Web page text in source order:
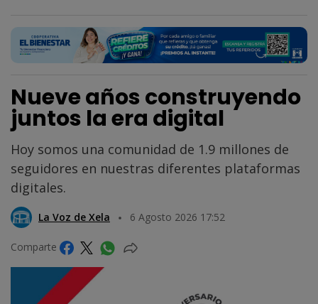
Nueve años construyendo
juntos la era digital
Hoy somos una comunidad de 1.9 millones de
seguidores en nuestras diferentes plataformas
digitales.
La Voz de Xela 6 Agosto 2026 17:52
Comparte